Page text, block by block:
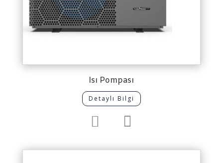
Isı Pompası
Detaylı Bilgi
 